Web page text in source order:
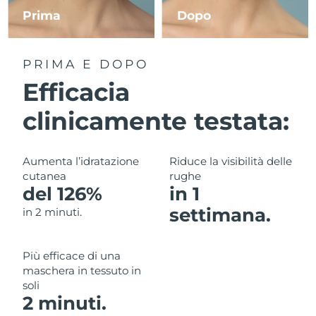
Prima Dopo
PRIMA E DOPO
Efficacia
clinicamente testata:
Aumenta l’idratazione
cutanea
del 126%
in 2 minuti.
Riduce la visibilità delle
rughe
in 1
settimana.
Più efficace di una
maschera in tessuto in
soli
2 minuti.
RAS di Macao Consegna stimata
Malaysia
Malta
Messico Consegna stimata13/08/2026
Monaco Consegna stimata10/08/2026
Paesi Bassi Consegna stimata
Norvegia
Oman